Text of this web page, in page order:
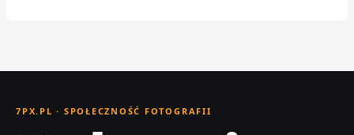
7PX.PL · SPOŁECZNOŚĆ FOTOGRAFII